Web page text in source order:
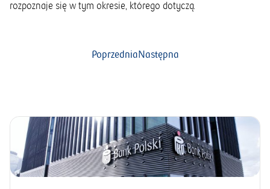
rozpoznaje się w tym okresie, którego dotyczą.
PoprzedniaNastępna